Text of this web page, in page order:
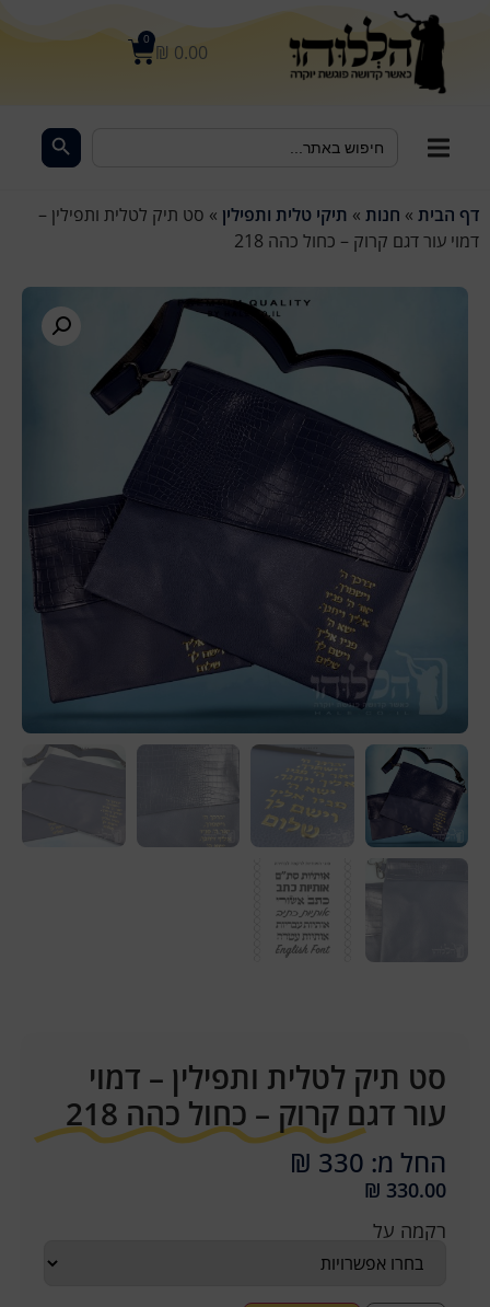
₪ 0.00
0
for:
דף הבית » חנות » תיקי טלית ותפילין » סט תיק לטלית ותפילין –
דמוי עור דגם קרוק – כחול כהה 218
סט תיק לטלית ותפילין – דמוי
עור דגם קרוק – כחול כהה 218
החל מ: 330 ₪
₪ 330.00
רקמה על